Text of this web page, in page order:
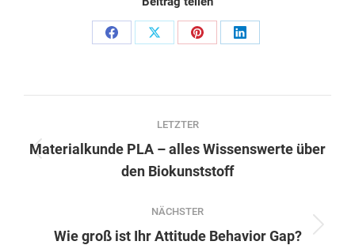
Share Share Share Share
navigation
LETZTER
Previous
post:
Materialkunde PLA – alles Wissenswerte über
den Biokunststoff
NÄCHSTER
Next
Wie groß ist Ihr Attitude Behavior Gap?